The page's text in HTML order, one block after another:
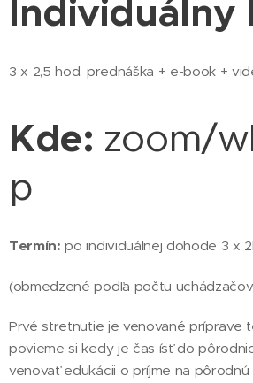
Individuálny
3 x 2,5 hod. prednáška + e-book +
Kde: zoom/
p
Termín: po individuálnej dohode 3 x
(obmedzené podľa počtu
Prvé stretnutie je venované príprave
povieme si kedy je čas ísť do
venovať edukácii o príjme na pôrodnú